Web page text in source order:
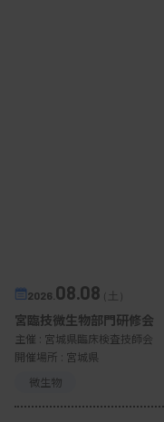
2026. 08.08（土）
宮臨技微生物部門研修会
主催 : 宮城県臨床検査技師会
開催場所 : 宮城県
微生物